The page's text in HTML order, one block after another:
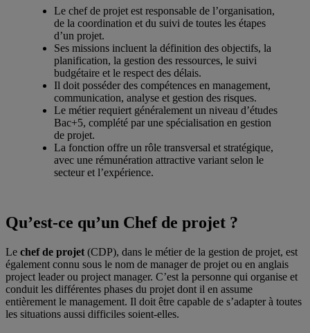
Le chef de projet est responsable de l’organisation,
de la coordination et du suivi de toutes les étapes
d’un projet.
Ses missions incluent la définition des objectifs, la
planification, la gestion des ressources, le suivi
budgétaire et le respect des délais.
Il doit posséder des compétences en management,
communication, analyse et gestion des risques.
Le métier requiert généralement un niveau d’études
Bac+5, complété par une spécialisation en gestion
de projet.
La fonction offre un rôle transversal et stratégique,
avec une rémunération attractive variant selon le
secteur et l’expérience.
Qu’est-ce qu’un Chef de projet ?
Le chef de projet (CDP), dans le métier de la gestion de projet, est
également connu sous le nom de manager de projet ou en anglais
project leader ou project manager. C’est la personne qui organise et
conduit les différentes phases du projet dont il en assume
entièrement le management. Il doit être capable de s’adapter à toutes
les situations aussi difficiles soient-elles.